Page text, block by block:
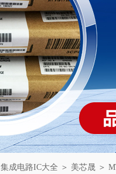
集成电路IC大全 ＞ 美芯晟 ＞